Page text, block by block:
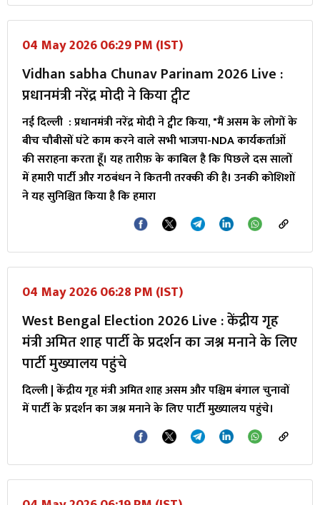
04 May 2026 06:29 PM (IST)
Vidhan sabha Chunav Parinam 2026 Live :
प्रधानमंत्री नरेंद्र मोदी ने किया ट्वीट
नई दिल्ली : प्रधानमंत्री नरेंद्र मोदी ने ट्वीट किया, "मैं असम के लोगों के
बीच चौबीसों घंटे काम करने वाले सभी भाजपा-NDA कार्यकर्ताओं
की सराहना करता हूँ। यह तारीफ़ के काबिल है कि पिछले दस सालों
में हमारी पार्टी और गठबंधन ने कितनी तरक्की की है। उनकी कोशिशों
ने यह सुनिश्चित किया है कि हमारा
04 May 2026 06:28 PM (IST)
West Bengal Election 2026 Live : केंद्रीय गृह
मंत्री अमित शाह पार्टी के प्रदर्शन का जश्न मनाने के लिए
पार्टी मुख्यालय पहुंचे
दिल्ली | केंद्रीय गृह मंत्री अमित शाह असम और पश्चिम बंगाल चुनावों
में पार्टी के प्रदर्शन का जश्न मनाने के लिए पार्टी मुख्यालय पहुंचे।